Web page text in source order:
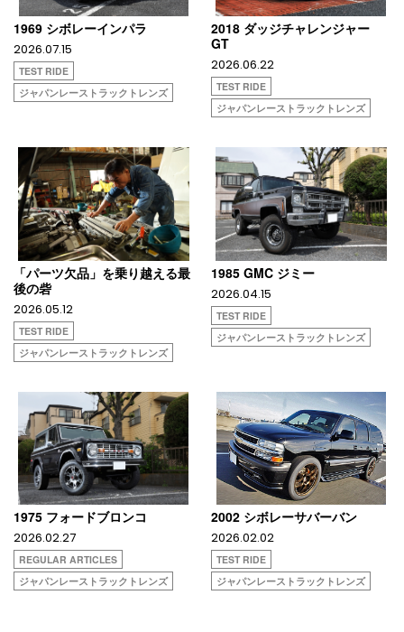
1969 シボレーインパラ
2026.07.15
TEST RIDE
ジャパンレーストラックトレンズ
2018 ダッジチャレンジャー
GT
2026.06.22
TEST RIDE
ジャパンレーストラックトレンズ
「パーツ欠品」を乗り越える最
後の砦
2026.05.12
TEST RIDE
ジャパンレーストラックトレンズ
1985 GMC ジミー
2026.04.15
TEST RIDE
ジャパンレーストラックトレンズ
1975 フォードブロンコ
2026.02.27
REGULAR ARTICLES
ジャパンレーストラックトレンズ
2002 シボレーサバーバン
2026.02.02
TEST RIDE
ジャパンレーストラックトレンズ